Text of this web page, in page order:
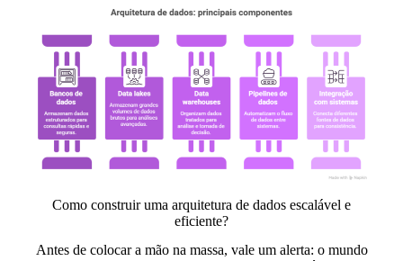
Como construir uma arquitetura de dados escalável e
eficiente?
Antes de colocar a mão na massa, vale um alerta: o mundo